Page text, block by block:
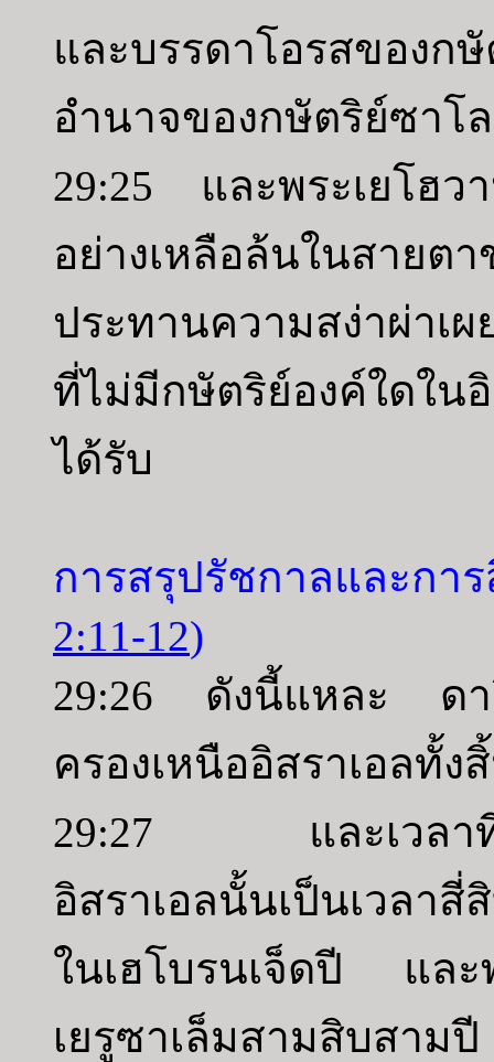
และบรรดาโอรสของก
อำนาจของกษัตริย์ซาโ
29:25 และพระเยโฮว
อย่างเหลือล้นในสา
ประทานความสง่าผ่าเ
ที่ไม่มีกษัตริย์องค์ใดใน
ได้รับ
การสรุปรัชกาลและกา
2:11-12)
29:26 ดังนี้แหละ ดา
ครองเหนืออิสราเอลทั้ง
29:27 และเวลาที่พ
อิสราเอลนั้นเป็นเวลา
ในเฮโบรนเจ็ดปี และ
เยรูซาเล็มสามสิบสามปี